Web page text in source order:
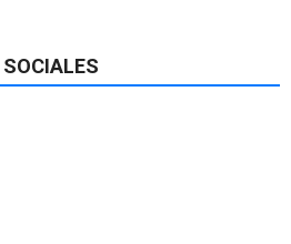
SOCIALES